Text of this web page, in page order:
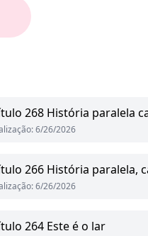
268 História paralela
:6/26/2026
266 História paralela,
:6/26/2026
264 Este é o lar